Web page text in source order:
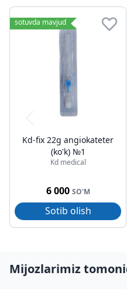
sotuvda mavjud
Kd-fix 22g angiokateter
(ko'k) №1
Kd medical
6 000 SO'M
Sotib olish
Mijozlarimiz